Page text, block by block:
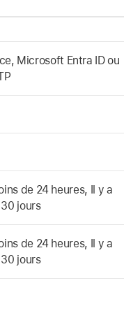
Microsoft Entra ID ou
de 24 heures, Il y a
jours
de 24 heures, Il y a
jours